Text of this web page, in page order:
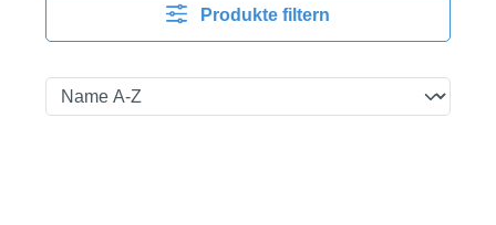
Produkte filtern